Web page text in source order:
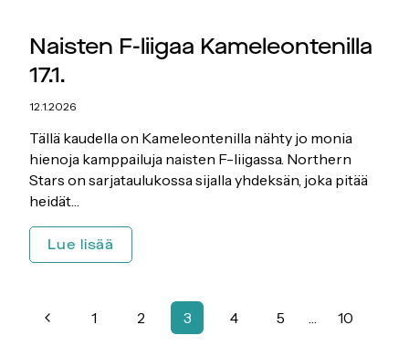
Naisten F-liigaa Kameleontenilla
17.1.
12.1.2026
Tällä kaudella on Kameleontenilla nähty jo monia
hienoja kamppailuja naisten F-liigassa. Northern
Stars on sarjataulukossa sijalla yhdeksän, joka pitää
heidät…
Lue lisää
F-
Kameleontenilla
17.1.
Sivunavigointi
Edellinen
1 2 3 4 5 …
10